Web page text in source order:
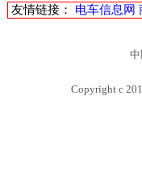
友情链接： 电车信息网
Copyright c